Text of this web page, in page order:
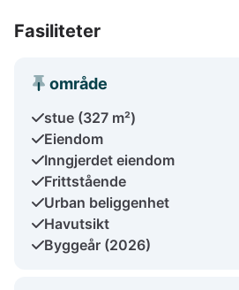
Fasiliteter
område
stue (327 m²)
Eiendom
Inngjerdet eiendom
Frittstående
Urban beliggenhet
Havutsikt
Byggeår (2026)